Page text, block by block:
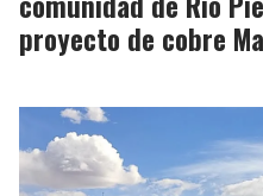
proyecto de cobre